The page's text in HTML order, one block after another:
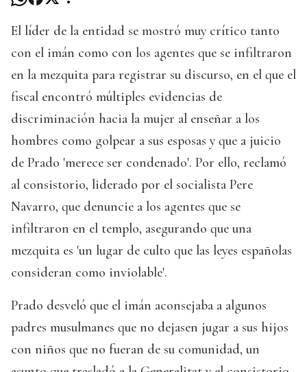
El líder de la entidad se mostró muy crítico tanto
con el imán como con los agentes que se infiltraron
en la mezquita para registrar su discurso, en el que el
fiscal encontró múltiples evidencias de
discriminación hacia la mujer al enseñar a los
hombres como golpear a sus esposas y que a juicio
de Prado 'merece ser condenado'. Por ello, reclamó
al consistorio, liderado por el socialista Pere
Navarro, que denuncie a los agentes que se
infiltraron en el templo, asegurando que una
mezquita es 'un lugar de culto que las leyes españolas
consideran como inviolable'.
Prado desveló que el imán aconsejaba a algunos
padres musulmanes que no dejasen jugar a sus hijos
con niños que no fueran de su comunidad, un